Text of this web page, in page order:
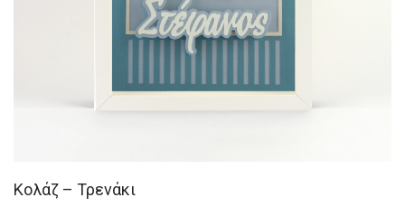
Κολάζ – Τρενάκι